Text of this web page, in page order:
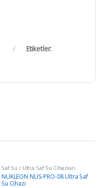
Etiketler:
Saf Su / Ultra Saf Su Cihazları
NUKLEON NUS-PRO-08 Ultra Saf
Su Cihazı